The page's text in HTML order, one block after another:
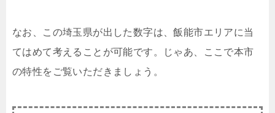
なお、この埼玉県が出した数字は、飯能市エリアに当
てはめて考えることが可能です。じゃあ、ここで本市
の特性をご覧いただきましょう。